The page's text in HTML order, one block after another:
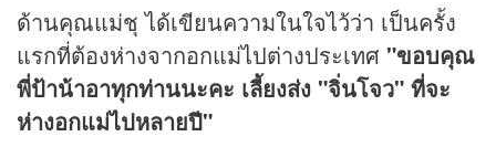
ด้านคุณแม่ชุ ได้เขียนความในใจไว้ว่า เป็นครั้ง
แรกที่ต้องห่างจากอกแม่ไปต่างประเทศ "ขอบคุณ
พี่ป้าน้าอาทุกท่านนะคะ เลี้ยงส่ง "จิ่นโจว" ที่จะ
ห่างอกแม่ไปหลายปี"